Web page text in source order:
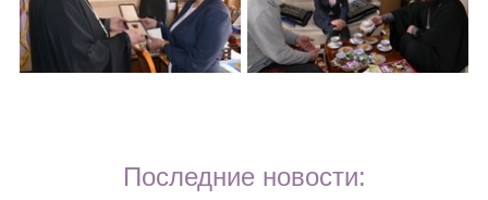
Последние новости: